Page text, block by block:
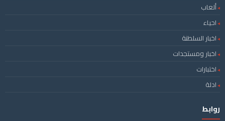
ألعاب
احياء
اخبار السلطنة
اخبار ومستجدات
اختبارات
ادلة
روابط